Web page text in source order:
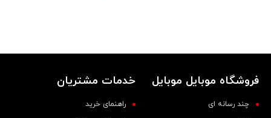
فروشگاه موبایل موبایل
چند رسانه ای
خدمات مشتریان
راهنمای خرید